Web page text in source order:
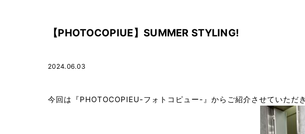
【PHOTOCOPIUE】SUMMER STYLING!
2024.06.03
今回は『PHOTOCOPIEU-フォトコピュー-』からご紹介させていただき